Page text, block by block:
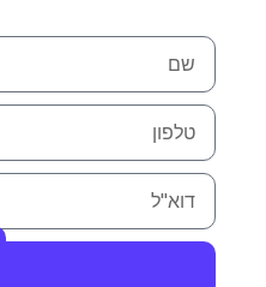
N
m
e
P
o
n
E
a
i